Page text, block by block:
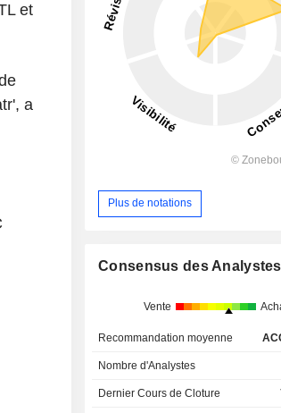
et
a
Plus de notations
Consensus des Analystes
Vente
Recommandation moyenne
Nombre d'Analystes
Dernier Cours de Cloture